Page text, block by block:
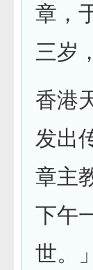
章，
三岁
香港
发出
章主
下午
世。」